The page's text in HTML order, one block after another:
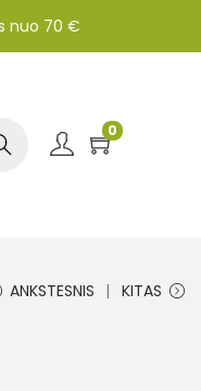
nuo 70 €
0
ANKSTESNIS KITAS